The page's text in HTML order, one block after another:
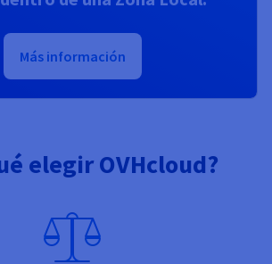
Más información
elegir OVHcloud?